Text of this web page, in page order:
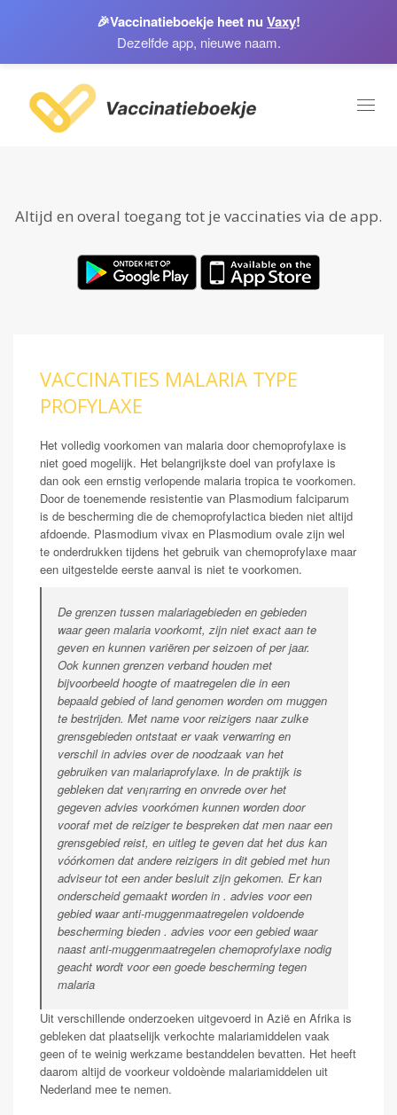
🎉Vaccinatieboekje heet nu Vaxy!
Dezelfde app, nieuwe naam.
Altijd en overal toegang tot je vaccinaties via de app.
VACCINATIES MALARIA TYPE
PROFYLAXE
Het volledig voorkomen van malaria door chemoprofylaxe is
niet goed mogelijk. Het belangrijkste doel van profylaxe is
dan ook een ernstig verlopende malaria tropica te voorkomen.
Door de toenemende resistentie van Plasmodium falciparum
is de bescherming die de chemoprofylactica bieden niet altijd
afdoende. Plasmodium vivax en Plasmodium ovale zijn wel
te onderdrukken tijdens het gebruik van chemoprofylaxe maar
een uitgestelde eerste aanval is niet te voorkomen.
De grenzen tussen malariagebieden en gebieden
waar geen malaria voorkomt, zijn niet exact aan te
geven en kunnen variëren per seizoen of per jaar.
Ook kunnen grenzen verband houden met
bijvoorbeeld hoogte of maatregelen die in een
bepaald gebied of land genomen worden om muggen
te bestrijden. Met name voor reizigers naar zulke
grensgebieden ontstaat er vaak verwarring en
verschil in advies over de noodzaak van het
gebruiken van malariaprofylaxe. ln de praktijk is
gebleken dat ven¡rarring en onvrede over het
gegeven advies voorkómen kunnen worden door
vooraf met de reiziger te bespreken dat men naar een
grensgebied reist, en uitleg te geven dat het dus kan
vóórkomen dat andere reizigers in dit gebied met hun
adviseur tot een ander besluit zijn gekomen. Er kan
onderscheid gemaakt worden in . advies voor een
gebied waar anti-muggenmaatregelen voldoende
bescherming bieden . advies voor een gebied waar
naast anti-muggenmaatregelen chemoprofylaxe nodig
geacht wordt voor een goede bescherming tegen
malaria
Uit verschillende onderzoeken uitgevoerd in Azië en Afrika is
gebleken dat plaatselijk verkochte malariamiddelen vaak
geen of te weinig werkzame bestanddelen bevatten. Het heeft
daarom altijd de voorkeur voldoènde malariamiddelen uit
Nederland mee te nemen.